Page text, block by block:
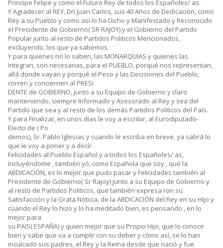
Principe Felipe y como el Futuro Rey de todos los Españoles/ as.
Y Agradecer al REY, Dn Juan Carlos, sus 40 Años de Dedicación, como
Rey a su Pueblo y como asi lo ha Dicho y Manifestado y Reconocido
el Presidente de Gobierno( SR RAJOY) y el Gobierno del Partido
Popular junto al resto de Partidos Politicos Mencionados,
excluyendo, los que ya sabemos.
Y para quienes no lo saben, las MONARQUIAS y quienes las
íntegran, son necesarias, para el PUEBLO, porqué nos representan,
allá donde vayan y porqué el Peso y las Decisiones del Pueblo,
corren y conciernen al PRESI
DENTE de GOBIERNO, junto a su Equipo de Gobierno y claro
manteniendo, siempre Informado y Asesorado al Rey y sea del
Partido que sea y al resto de los demás Partidos Politicos del País.
Y para Finalizar, en unos días le voy a escribir, al Eurodiputado-
Electo de ( Po
demos), Sr. Pablo Iglesias y cuando le escriba en breve, ya sabrá lo
que le voy a poner y a decír.
Felicidades al Pueblo Español y a todos los Españoles/ as,
íncluyéndome , también yó, como Española que soy , qué la
ABDICACIÓN, es lo mejor que pudo pasar y Felicidades también al
Presidente de Gobierno( Sr Rajoy) junto a su Equipo de Gobierno y
al resto de Partidos Politicos, que también expresa ron su
Satisfacción y la Grata Noticia, de la ABDICACIÓN del Rey en su Hijo y
cúando el Rey lo hizo y lo ha meditado bien, es pensando , en lo
mejor para
su PAIS( ESPAÑA) y quien mejor que su Propio Hijo, que lo conoce
bien y sabe que va a cumplir con su deber y cómo así, se lo han
inculcado sus padres, el Rey y la Reina desde que nació y fue